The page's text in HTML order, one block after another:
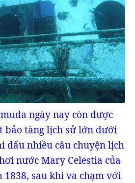
ngày nay còn được
bảo tàng lịch sử lớn dưới
dấu nhiều câu chuyện lịch
nước Mary Celestia của
sau khi va chạm với